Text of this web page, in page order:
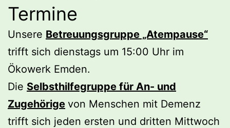
Termine
Unsere Betreuungsgruppe „Atempause“
trifft sich dienstags um 15:00 Uhr im
Ökowerk Emden.
Die Selbsthilfegruppe für An- und
Zugehörige von Menschen mit Demenz
trifft sich jeden ersten und dritten Mittwoch